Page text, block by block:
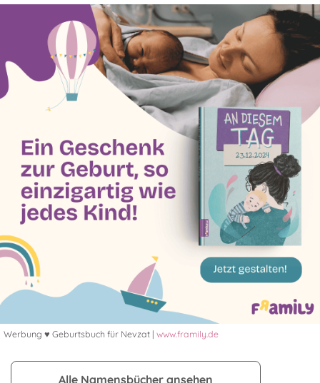
Werbung ♥ Geburtsbuch für Nevzat | www.framily.de
Alle Namensbücher ansehen